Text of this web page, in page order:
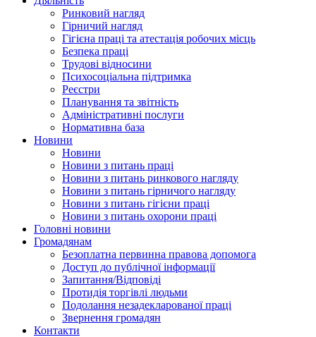
Ринковий нагляд
Гірничий нагляд
Гігієна праці та атестація робочих місць
Безпека праці
Трудові відносини
Психосоціальна підтримка
Реєстри
Планування та звітність
Адміністративні послуги
Нормативна база
Новини
Новини
Новини з питань праці
Новини з питань ринкового нагляду
Новини з питань гірничого нагляду
Новини з питань гігієни праці
Новини з питань охорони праці
Головні новини
Громадянам
Безоплатна первинна правова допомога
Доступ до публічної інформації
Запитання/Відповіді
Протидія торгівлі людьми
Подолання незадекларованої праці
Звернення громадян
Контакти